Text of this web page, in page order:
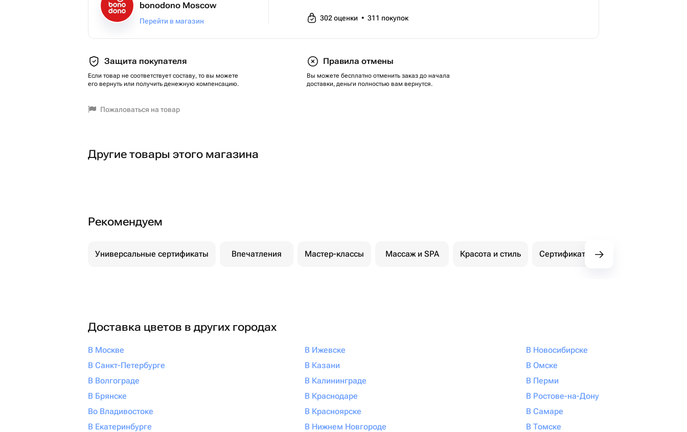
bonodono Moscow
Перейти в магазин 302оценки • 311 покупок
Защита покупателя
Если товар не соответствует составу, то вы можете
его вернуть или получить денежную компенсацию.
Правила отмены
Вы можете бесплатно отменить заказ до начала
доставки, деньги полностью вам вернутся.
Пожаловаться на товар
Другие товары этого магазина
Рекомендуем
Универсальные сертификаты Впечатления Мастер-классы Массаж и SPA Красота и стиль Сертификаты Флаувау
Доставка цветов в других городах
В Москве
В Санкт-Петербурге
В Волгограде
В Брянске
Во Владивостоке
В Екатеринбурге
В Ижевске
В Казани
В Калининграде
В Краснодаре
В Красноярске
В Нижнем Новгороде
В Новосибирске
В Омске
В Перми
В Ростове-на-Дону
В Самаре
В Томске